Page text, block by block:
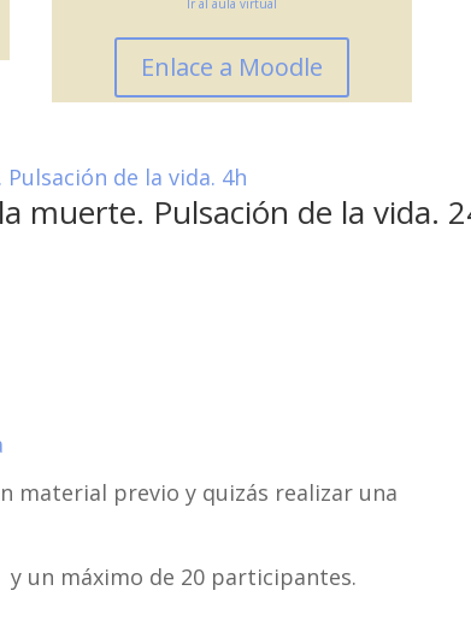
Ir al aula virtual
Enlace a Moodle
muerte. Pulsación de la vida.
material previo y quizás realizar una
un máximo de 20 participantes.